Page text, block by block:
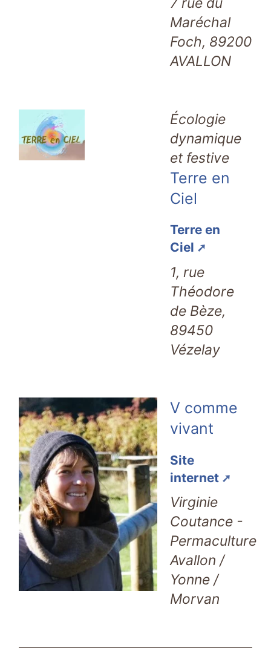
Maréchal
Foch, 89200
AVALLON
Écologie
dynamique
et festive
Terre en
Ciel
Terre en
Ciel
1, rue
Théodore
de Bèze,
89450
Vézelay
V comme
vivant
Site
internet
Virginie
Coutance -
Permaculture
Avallon /
Yonne /
Morvan